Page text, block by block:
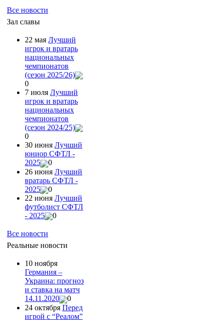
Все новости
Зал славы
22 мая Лучший
игрок и вратарь
национальных
чемпионатов
(сезон 2025/26)
0
7 июля Лучший
игрок и вратарь
национальных
чемпионатов
(сезон 2024/25)
0
30 июня Лучший
юниор СФТЛ -
2025
0
26 июня Лучший
вратарь СФТЛ -
2025
0
22 июня Лучший
футболист СФТЛ
- 2025
0
Все новости
Реальные новости
10 ноября
Германия –
Украина: прогноз
и ставка на матч
14.11.2020
0
24 октября Перед
игрой с “Реалом”